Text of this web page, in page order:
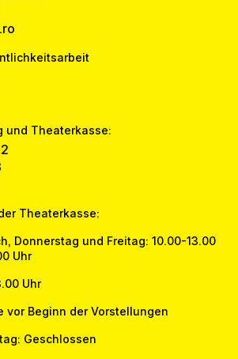
und Theaterkasse:
Theaterkasse:
Donnerstag und Freitag: 10.00-13.00
Uhr
Uhr
vor Beginn der Vorstellungen
Geschlossen